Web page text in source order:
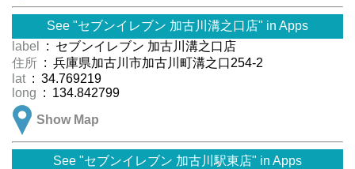
See "セブンイレブン 加古川溝之口店" in Apps
label
: セブンイレブン 加古川溝之口店
住所 : 兵庫県加古川市加古川町溝之口254-2
lat : 34.769219
long : 134.842799
Show Map
See "セブンイレブン 加古川駅東店" in Apps